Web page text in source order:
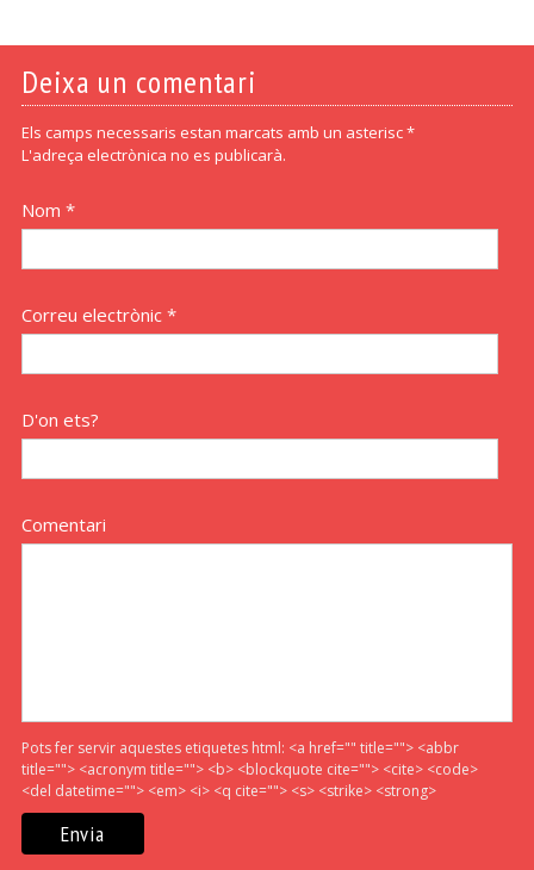
Deixa un comentari
Els camps necessaris estan marcats amb un asterisc *
L'adreça electrònica no es publicarà.
Nom *
Correu electrònic *
D'on ets?
Comentari
Pots fer servir aquestes etiquetes html: <a href="" title=""> <abbr
title=""> <acronym title=""> <b> <blockquote cite=""> <cite> <code>
<del datetime=""> <em> <i> <q cite=""> <s> <strike> <strong>